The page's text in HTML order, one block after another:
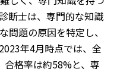
断士は、専門的な知識
問題の原因を特定し、
年4月時点では、全
合格率は約58%と、専